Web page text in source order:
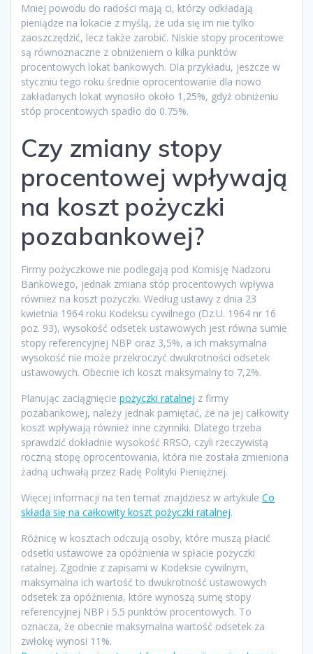
Mniej powodu do radości mają ci, którzy odkładają
pieniądze na lokacie z myślą, że uda się im nie tylko
zaoszczędzić, lecz także zarobić. Niskie stopy procentowe
są równoznaczne z obniżeniem o kilka punktów
procentowych lokat bankowych. Dla przykładu, jeszcze w
styczniu tego roku średnie oprocentowanie dla nowo
zakładanych lokat wynosiło około 1,25%, gdyż obniżeniu
stóp procentowych spadło do 0.75%.
Czy zmiany stopy
procentowej wpływają
na koszt pożyczki
pozabankowej?
Firmy pożyczkowe nie podlegają pod Komisję Nadzoru
Bankowego, jednak zmiana stóp procentowych wpływa
również na koszt pożyczki. Według ustawy z dnia 23
kwietnia 1964 roku Kodeksu cywilnego (Dz.U. 1964 nr 16
poz. 93), wysokość odsetek ustawowych jest równa sumie
stopy referencyjnej NBP oraz 3,5%, a ich maksymalna
wysokość nie może przekroczyć dwukrotności odsetek
ustawowych. Obecnie ich koszt maksymalny to 7,2%.
Planując zaciągnięcie pożyczki ratalnej z firmy
pozabankowej, należy jednak pamiętać, że na jej całkowity
koszt wpływają również inne czynniki. Dlatego trzeba
sprawdzić dokładnie wysokość RRSO, czyli rzeczywistą
roczną stopę oprocentowania, która nie została zmieniona
żadną uchwałą przez Radę Polityki Pieniężnej.
Więcej informacji na ten temat znajdziesz w artykule Co
składa się na całkowity koszt pożyczki ratalnej.
Różnicę w kosztach odczują osoby, które muszą płacić
odsetki ustawowe za opóźnienia w spłacie pożyczki
ratalnej. Zgodnie z zapisami w Kodeksie cywilnym,
maksymalna ich wartość to dwukrotność ustawowych
odsetek za opóźnienia, które wynoszą sumę stopy
referencyjnej NBP i 5.5 punktów procentowych. To
oznacza, że obecnie maksymalna wartość odsetek za
zwłokę wynosi 11%.